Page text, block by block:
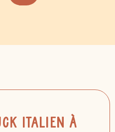
italien à